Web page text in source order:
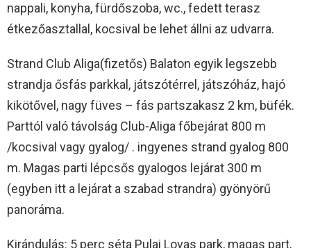
nappali, konyha, fürdőszoba, wc., fedett terasz
étkezőasztallal, kocsival be lehet állni az udvarra.
Strand Club Aliga(fizetős) Balaton egyik legszebb
strandja ősfás parkkal, játszótérrel, játszóház, hajó
kikötővel, nagy füves – fás partszakasz 2 km, büfék.
Parttól való távolság Club-Aliga főbejárat 800 m
/kocsival vagy gyalog/ . ingyenes strand gyalog 800
m. Magas parti lépcsős gyalogos lejárat 300 m
(egyben itt a lejárat a szabad strandra) gyönyörű
panoráma.
Kirándulás: 5 perc séta Pulai Lovas park, magas part,